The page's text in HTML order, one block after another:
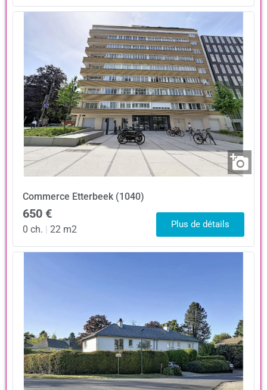
Commerce Etterbeek (1040)
650 €
0 ch. 22 m2 Plus de détails